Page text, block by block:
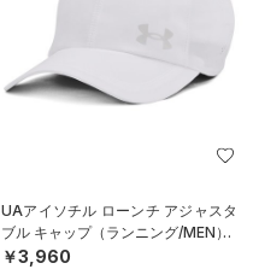
UAアイソチル ローンチ アジャスタ
ブル キャップ（ランニング/MEN）
￥3,960